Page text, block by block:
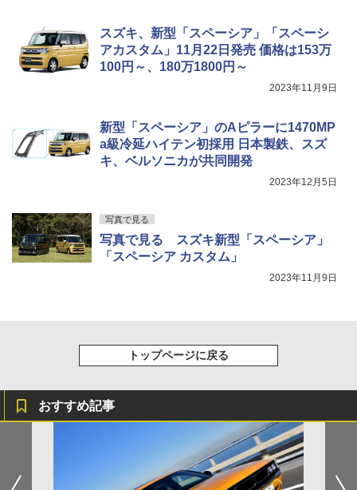
スズキ、新型「スペーシア」「スペーシ
アカスタム」11月22日発売 価格は153万
100円～、180万1800円～
2023年11月9日
新型「スペーシア」のAピラーに1470MP
a級冷延ハイテン初採用 日本製鉄、スズ
キ、ベルソニカが共同開発
2023年12月5日
写真で見る
写真で見る スズキ新型「スペーシア」
「スペーシア カスタム」
2023年11月9日
トップページに戻る
おすすめ記事